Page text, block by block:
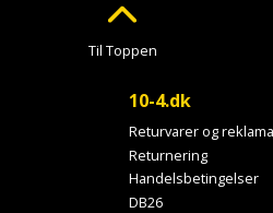
Til Toppen
10-4.dk
Returvarer og
Returnering
Handelsbetingelser
DB26